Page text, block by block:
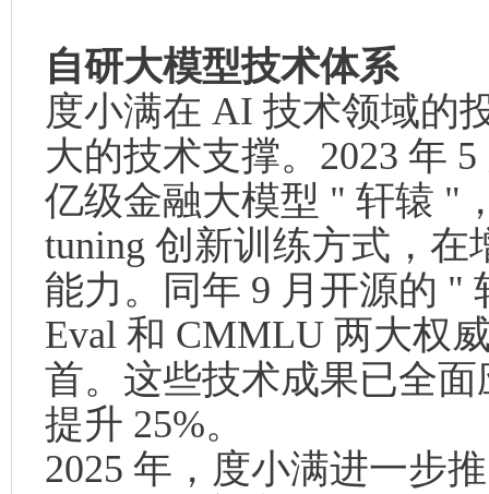
自研大模型技术体系
度小满在 AI 技术领域的
大的技术支撑。2023 年
亿级金融大模型 " 轩辕 "
tuning 创新训练方式，
能力。同年 9 月开源的 "
Eval 和 CMMLU 两大权
首。这些技术成果已全
提升 25%。
2025 年，度小满进一步